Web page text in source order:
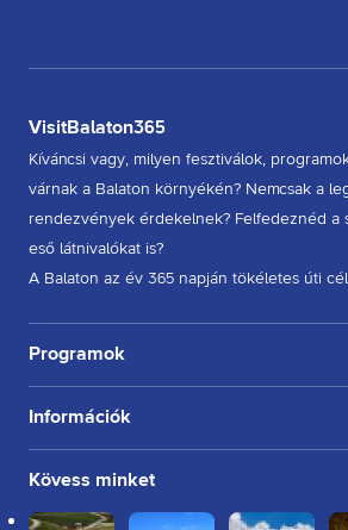
VisitBalaton365
Kíváncsi vagy, milyen fesztiválok,
várnak a Balaton környékén? Nemcsak a
rendezvények érdekelnek? Felfedeznéd a
eső látnivalókat is?
A Balaton az év 365 napján tökéletes úti
Programok
KULTÚRA FESZTIVÁL
TÚRA, SÉTA
KERÉKPÁROZÁS
Információk
Rólunk
Kapcsolat
Kövess minket